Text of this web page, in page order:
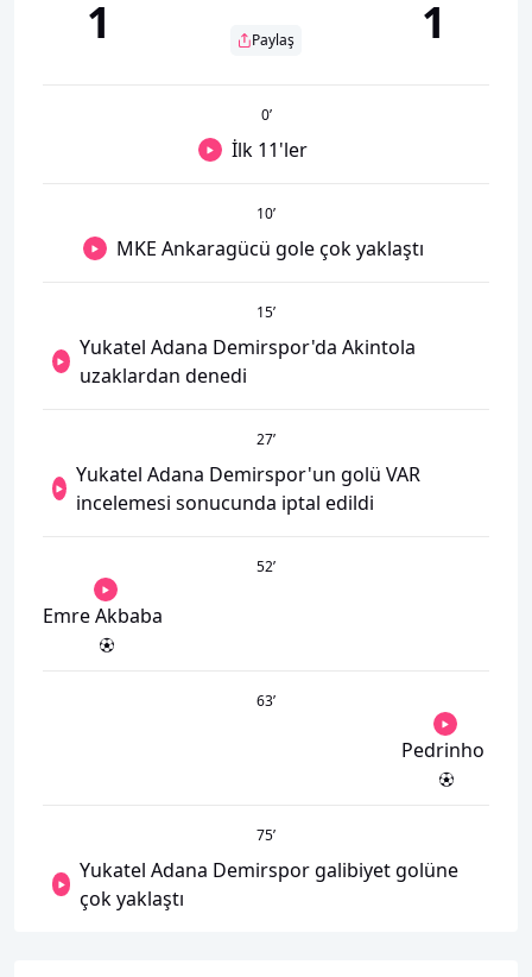
1 Paylaş 1
0’
İlk 11'ler
10’
MKE Ankaragücü gole çok yaklaştı
15’
Yukatel Adana Demirspor'da Akintola
uzaklardan denedi
27’
Yukatel Adana Demirspor'un golü VAR
incelemesi sonucunda iptal edildi
52’
Emre Akbaba
63’
Pedrinho
75’
Yukatel Adana Demirspor galibiyet golüne
çok yaklaştı